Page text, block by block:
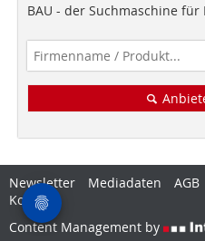
BAU - der Suchmaschine für
Newsletter Mediadaten AGB
Kontakt
Content Management by